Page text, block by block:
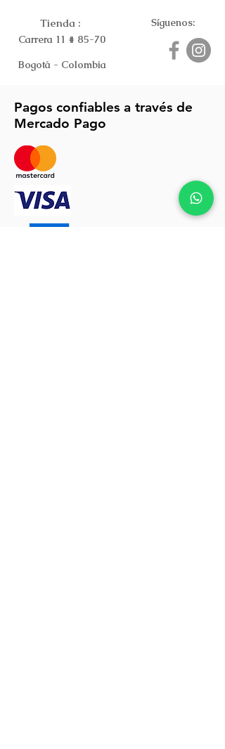
Tienda :
Carrera 11 # 85-70
Bogotá - Colombia
Síguenos:
Pagos confiables a través de
Mercado Pago